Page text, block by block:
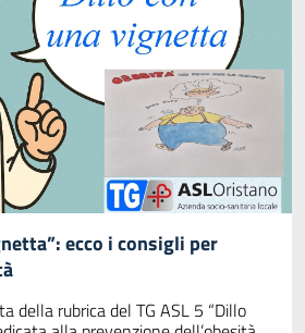
ecco i consigli per
della rubrica del TG ASL 5 “Dillo